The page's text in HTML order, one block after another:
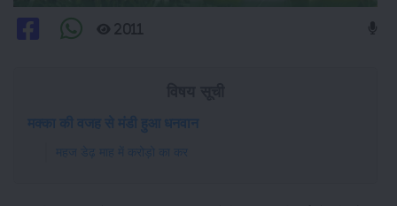
2011
मक्का की वजह से मंडी हुआ धनवान
महज डेढ़ माह में करोड़ो का कर